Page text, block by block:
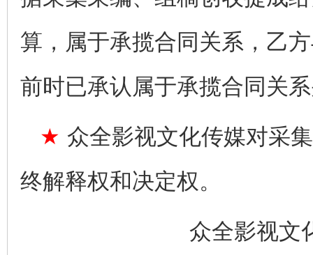
算，属于承揽合同关系，乙
前时已承认属于承揽合同关
★ 众全影视文化传媒对采
终解释权和决定权。
众全影视文